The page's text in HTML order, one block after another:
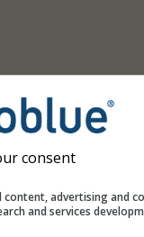
consent
content, advertising and
and services